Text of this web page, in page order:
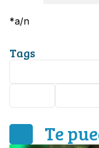
*a/n
Tags
Te